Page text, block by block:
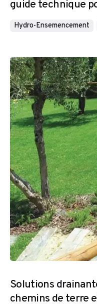
guide technique
Hydro-Ensemencement
Solutions
chemins de terre